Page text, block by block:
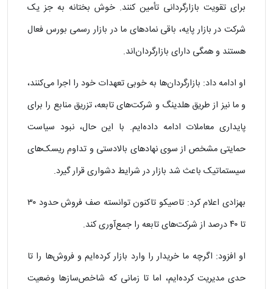
برای تقویت بازارگردانی تأمین کنند. خوش بختانه به جز یک
شرکت در بازار پایه، باقی نمادهای ما در بازار رسمی بورس فعال
هستند و همگی دارای بازارگردان‌اند.
او ادامه داد: بازارگردان‌ها به خوبی تعهدات خود را اجرا می‌کنند،
و ما نیز از طریق هلدینگ و شرکت‌های تابعه، تزریق منابع را برای
پایداری معاملات ادامه داده‌ایم. با این حال، نبود سیاست
حمایتی مشخص از سوی نهادهای بالادستی و تداوم ریسک‌های
سیستماتیک باعث شد بازار در شرایط دشواری قرار گیرد.
بهزادی اعلام کرد: تاصیکو تاکنون توانسته‌ صف فروش حدود ۳۰
تا ۴۰ درصد از شرکت‌های تابعه را جمع‌آوری کند.
او افزود: اگرچه ما خریدار را وارد بازار کرده‌ایم و فروش‌ها را تا
حدی مدیریت کرده‌ایم، اما تا زمانی که شاخص‌سازها وضعیت